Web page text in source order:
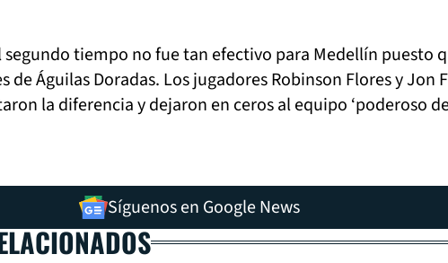
segundo tiempo no fue tan efectivo para Medellín puesto
de Águilas Doradas. Los jugadores Robinson Flores y Jon
la diferencia y dejaron en ceros al equipo ‘poderoso
Síguenos en Google News